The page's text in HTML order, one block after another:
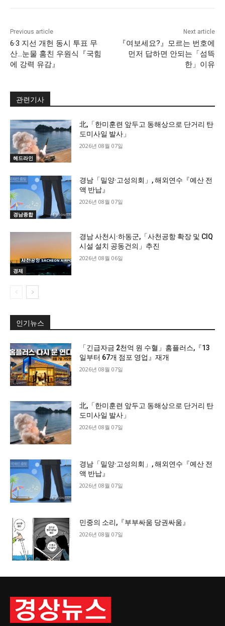
Previous article
6·3 지선 개헌 동시 투표 무
산…눈물 훔친 우원식『국힘
에 강력 유감』
Next article
『여보세요?』모르는 번호에
먼저 답하면 안되는「섬뜩
한」이유
관련기사
헤드라인
北,「한미훈련 앞두고 동해상으로 단거리 탄
도미사일 발사」
2026년 08월 07일
경남종합
경남「밀양·고성의회」, 해외연수『예산 전
액 반납』
2026년 08월 07일
경제
경남 사천시·하동군,「사천공항 확장 및 CIQ
시설 설치 공동건의」추진
2026년 08월 06일
인기뉴스
「긴급자금 2천억 원 수혈」홈플러스,『13
일부터 67개 점포 영업』재개
2026년 08월 07일
北,「한미훈련 앞두고 동해상으로 단거리 탄
도미사일 발사」
2026년 08월 07일
경남「밀양·고성의회」, 해외연수『예산 전
액 반납』
2026년 08월 07일
민중의 소리,『부부싸움 당권싸움』
2026년 08월 07일